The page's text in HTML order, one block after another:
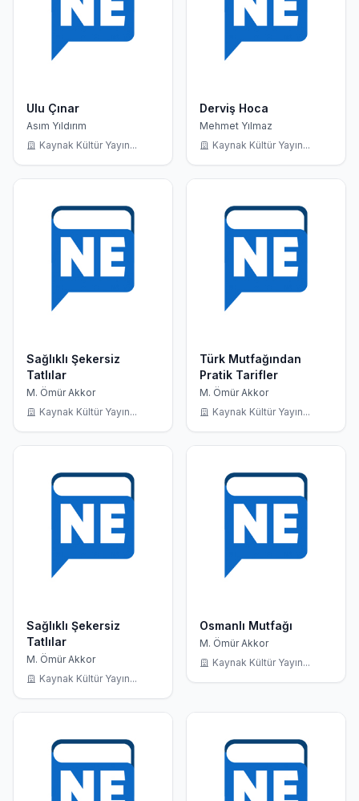
Ulu Çınar
Asım Yıldırım
Kaynak Kültür Yayın...
Derviş Hoca
Mehmet Yılmaz
Kaynak Kültür Yayın...
Sağlıklı Şekersiz
Tatlılar
M. Ömür Akkor
Kaynak Kültür Yayın...
Türk Mutfağından
Pratik Tarifler
M. Ömür Akkor
Kaynak Kültür Yayın...
Sağlıklı Şekersiz
Tatlılar
M. Ömür Akkor
Kaynak Kültür Yayın...
Osmanlı Mutfağı
M. Ömür Akkor
Kaynak Kültür Yayın...